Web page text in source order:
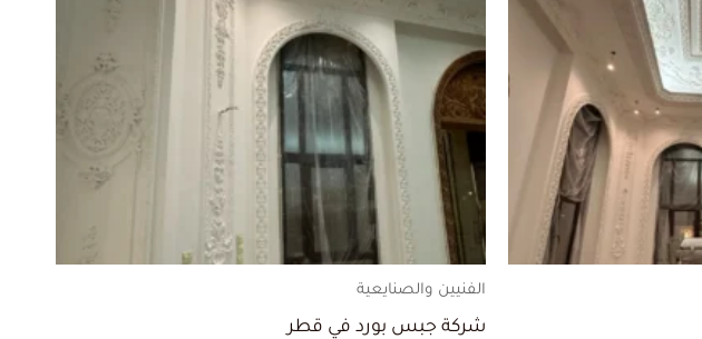
الفنيين والصنايعية
شركة جبس بورد في قطر